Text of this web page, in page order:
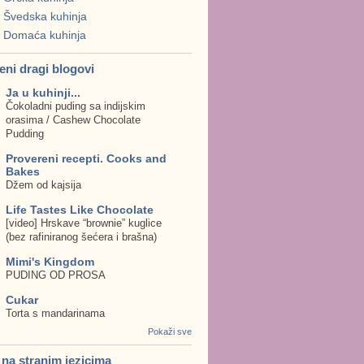
Švedska kuhinja
Domaća kuhinja
dragi blogovi
Ja u kuhinji...
Čokoladni puding sa indijskim
orasima / Cashew Chocolate
Pudding
Provereni recepti. Cooks and
Bakes
Džem od kajsija
Life Tastes Like Chocolate
[video] Hrskave “brownie” kuglice
(bez rafiniranog šećera i brašna)
Mimi's Kingdom
PUDING OD PROSA
Cukar
Torta s mandarinama
Pokaži sve
na stranim jezicima